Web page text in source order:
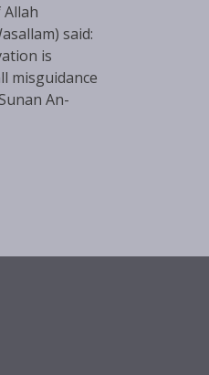
said:
is
misguidance
An-